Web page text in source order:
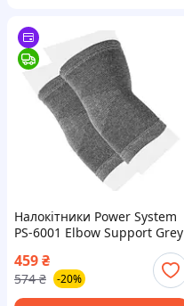
Налокітники Power System
PS-6001 Elbow Support Grey
459₴
574 ₴ -20%